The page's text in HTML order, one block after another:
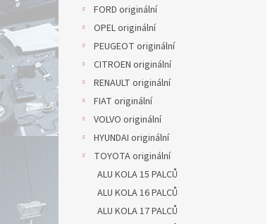
FORD originální
OPEL originální
PEUGEOT originální
CITROEN originální
RENAULT originální
FIAT originální
VOLVO originální
HYUNDAI originální
TOYOTA originální
ALU KOLA 15 PALCŮ
ALU KOLA 16 PALCŮ
ALU KOLA 17 PALCŮ